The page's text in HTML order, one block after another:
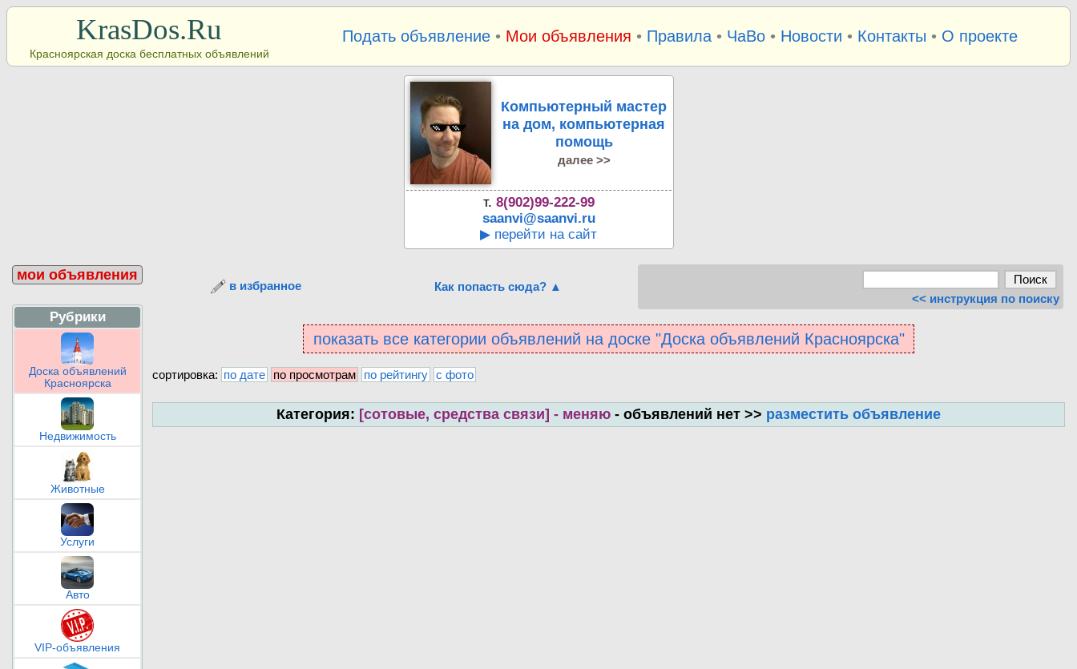
KrasDos.Ru
Красноярская доска бесплатных объявлений
Подать объявление• Мои объявления • Правила• ЧаВо• Новости • Контакты • О проекте
Компьютерный мастер
на дом, компьютерная
помощь
далее >>
т. 8(902)99-222-99
saanvi@saanvi.ru
▶ перейти на сайт
мои объявления
Рубрики
Доска объявлений
Красноярска
Недвижимость
Животные
Услуги
Авто
VIP-объявления
в избранное
Как попасть сюда? ▲
<< инструкция по поиску
показать все категории объявлений на доске "Доска объявлений Красноярска"
сортировка: по дате по просмотрам по рейтингу с фото
Категория: [сотовые, средства связи] - меняю - объявлений нет >> разместить объявление